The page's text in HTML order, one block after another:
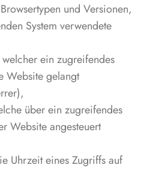
und Versionen,
System verwendete
ein zugreifendes
Website gelangt
über ein zugreifendes
Website angesteuert
Uhrzeit eines Zugriffs auf